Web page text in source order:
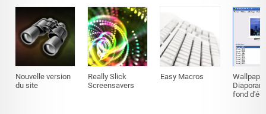
Nouvelle version
du site
Really Slick
Screensavers
Easy Macros
fond